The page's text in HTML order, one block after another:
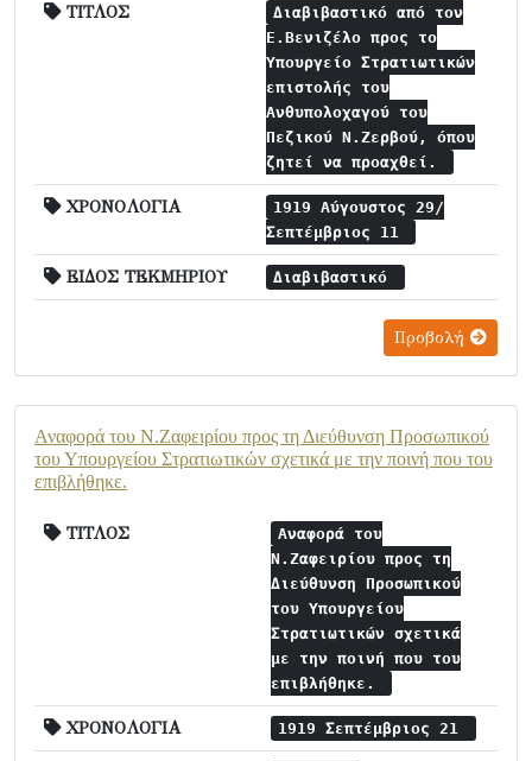
ΤΙΤΛΟΣ
Διαβιβαστικό από τον
Ε.Βενιζέλο προς το
Υπουργείο Στρατιωτικών
επιστολής του
Ανθυπολοχαγού του
Πεζικού Ν.Ζερβού, όπου
ζητεί να προαχθεί.
ΧΡΟΝΟΛΟΓΙΑ
1919 Αύγουστος 29/
Σεπτέμβριος 11
ΕΙΔΟΣ ΤΕΚΜΗΡΙΟΥ Διαβιβαστικό
Προβολή
Αναφορά του Ν.Ζαφειρίου προς τη Διεύθυνση Προσωπικού
του Υπουργείου Στρατιωτικών σχετικά με την ποινή που του
επιβλήθηκε.
ΤΙΤΛΟΣ
Αναφορά του
Ν.Ζαφειρίου προς τη
Διεύθυνση Προσωπικού
του Υπουργείου
Στρατιωτικών σχετικά
με την ποινή που του
επιβλήθηκε.
ΧΡΟΝΟΛΟΓΙΑ 1919 Σεπτέμβριος 21